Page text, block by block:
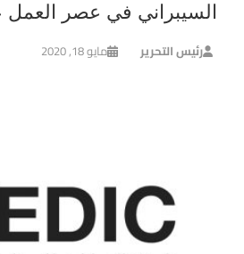
السيبراني في عصر العمل
رئيس التحرير مايو 18, 2020